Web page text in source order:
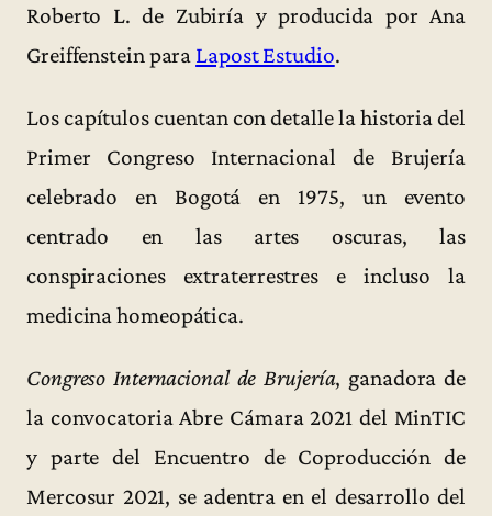
Roberto L. de Zubiría y producida por Ana
Greiffenstein para Lapost Estudio.
Los capítulos cuentan con detalle la historia del
Primer Congreso Internacional de Brujería
celebrado en Bogotá en 1975, un evento
centrado en las artes oscuras, las
conspiraciones extraterrestres e incluso la
medicina homeopática.
Congreso Internacional de Brujería, ganadora de
la convocatoria Abre Cámara 2021 del MinTIC
y parte del Encuentro de Coproducción de
Mercosur 2021, se adentra en el desarrollo del